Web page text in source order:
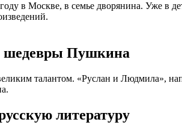
в Москве, в семье дворянина. Уже в
шедевры Пушкина
талантом. «Руслан и Людмила»,
литературу